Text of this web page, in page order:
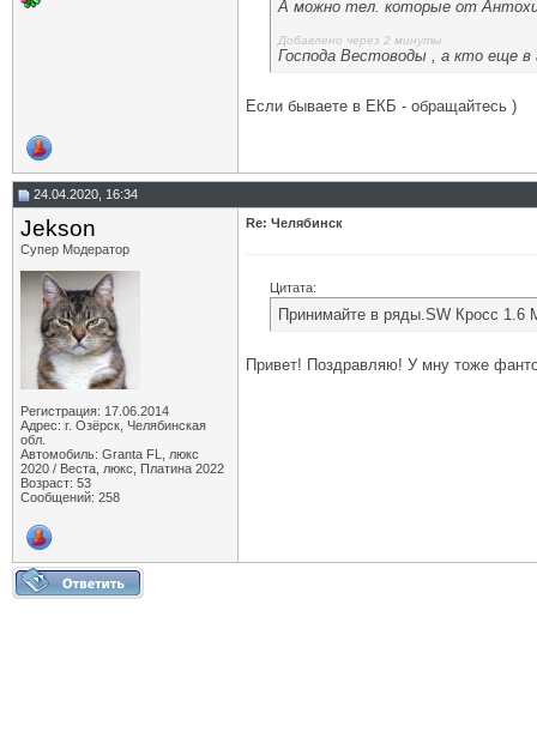
А можно тел. которые от
Добавлено через 2 минуты
Господа Вестоводы , а кто еще в
Если бываете в ЕКБ - обращайтесь )
24.04.2020, 16:34
Jekson
Супер Модератор
Регистрация: 17.06.2014
Адрес: г. Озёрск, Челябинская
обл.
Автомобиль: Granta FL, люкс
2020 / Веста, люкс, Платина 2022
Возраст: 53
Сообщений: 258
Re: Челябинск
Цитата:
Принимайте в ряды.SW Кросс
Привет! Поздравляю! У мну тоже